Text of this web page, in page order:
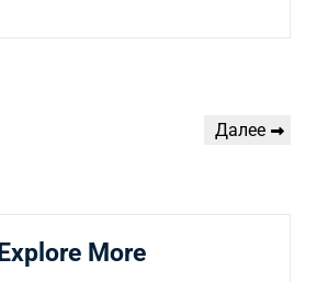
Следующая
Далее
More